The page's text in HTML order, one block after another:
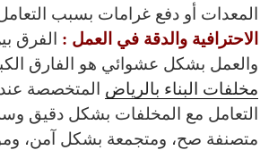
المعدات أو دفع غرامات بسبب
الاحترافية والدقة في العمل : الفرق
والعمل بشكل عشوائي هو الفارق
مخلفات البناء بالرياض المتخصصة
التعامل مع المخلفات بشكل دقيق
متصنفة صح، ومتجمعة بشكل آمن،